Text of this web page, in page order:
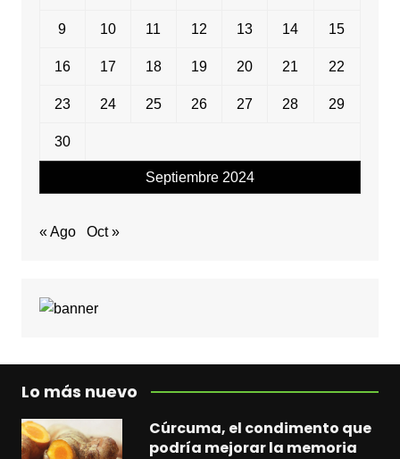
Septiembre 2024
9 10 11 12 13 14 15
16 17 18 19 20 21 22
23 24 25 26 27 28 29
30
« Ago Oct »
Lo más nuevo
Cúrcuma, el condimento que
podría mejorar la memoria